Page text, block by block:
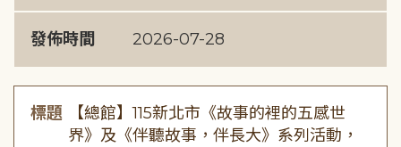
發佈時間 2026-07-28
標題
【總館】115新北市《故事的裡的五感世
界》及《伴聽故事，伴長大》系列活動，